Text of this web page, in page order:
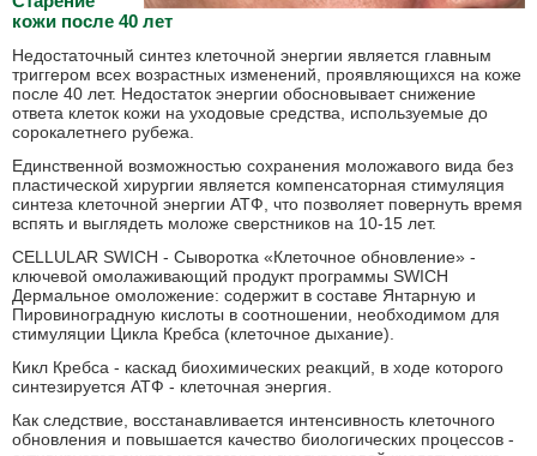
кожи после 40 лет
Недостаточный синтез клеточной энергии является главным
триггером всех возрастных изменений, проявляющихся на коже
после 40 лет. Недостаток энергии обосновывает снижение
ответа клеток кожи на уходовые средства, используемые до
сорокалетнего рубежа.
Единственной возможностью сохранения моложавого вида без
пластической хирургии является компенсаторная стимуляция
синтеза клеточной энергии АТФ, что позволяет повернуть время
вспять и выглядеть моложе сверстников на 10-15 лет.
CELLULAR SWICH - Сыворотка «Клеточное обновление» -
ключевой омолаживающий продукт программы SWICH
Дермальное омоложение: содержит в составе Янтарную и
Пировиноградную кислоты в соотношении, необходимом для
стимуляции Цикла Кребса (клеточное дыхание).
Кикл Кребса - каскад биохимических реакций, в ходе которого
синтезируется АТФ - клеточная энергия.
Как следствие, восстанавливается интенсивность клеточного
обновления и повышается качество биологических процессов -